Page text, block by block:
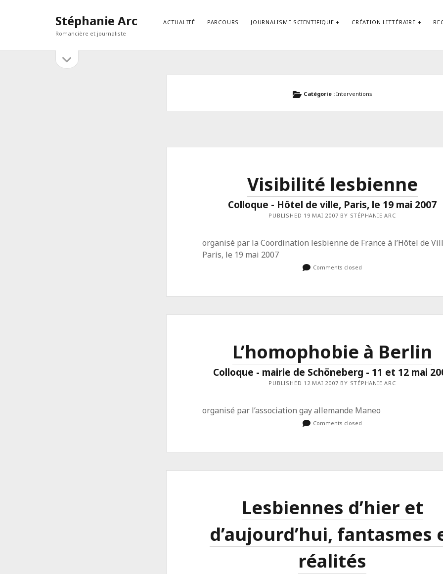
Stéphanie Arc
Romancière et journaliste
ACTUALITÉ PARCOURS JOURNALISME SCIENTIFIQUE CRÉATION LITTÉRAIRE
sidebar
Catégorie : Interventions
Visibilité lesbienne
Colloque - Hôtel de ville, Paris, le 19 mai 2007
PUBLISHED 19 MAI 2007 BY STÉPHANIE ARC
organisé par la Coordination lesbienne de France à l’Hôtel de
Paris, le 19 mai 2007
Comments closed
L’homophobie à Berlin
Colloque - mairie de Schöneberg - 11 et 12 mai
PUBLISHED 12 MAI 2007 BY STÉPHANIE ARC
organisé par l’association gay allemande Maneo
Comments closed
Lesbiennes d’hier et
d’aujourd’hui, fantasmes
réalités